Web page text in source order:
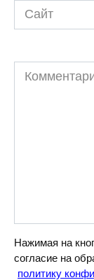
Сайт
Комментарий
Нажимая на
согласие на
политику